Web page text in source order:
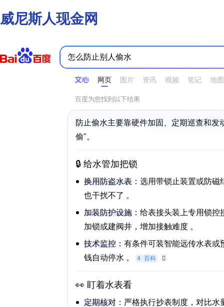
威尼斯人现金网
网页 图片 资讯 视频 笔记 地图
时间不限 所有网页和文件 站点内检索
百度为您找到以下结果
防止偷水主要靠硬件加固、定期巡查和
偷"。
🔒 给水管加把锁
换用防盗水表 ：选用带锁止装置或防
也干扰不了 。
加装防护设施 ：给表接头装上专用锁控
加锁或建阀井 ，增加接触难度 。
技术监控 ：有条件可装智能远传水表或
钱自动停水 。‌‌‌
4 百科
👀 盯着水表看
定期核对 ：严格执行抄表制度 ，对比